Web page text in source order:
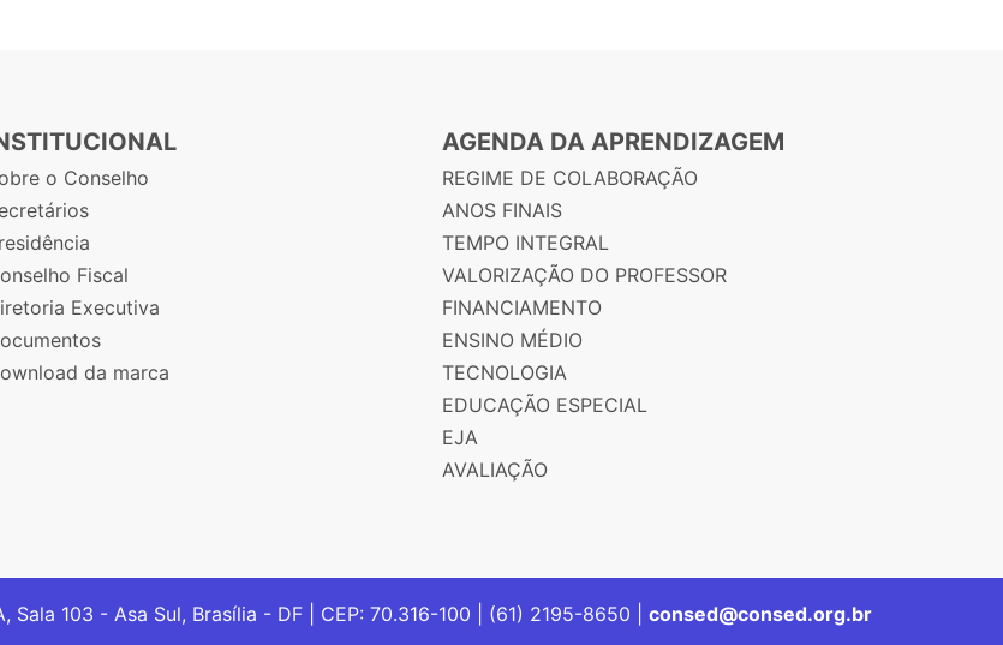
o Conselho
Fiscal
Executiva
da marca
AGENDA DA APRENDIZAGEM
REGIME DE COLABORAÇÃO
ANOS FINAIS
TEMPO INTEGRAL
VALORIZAÇÃO DO PROFESSOR
FINANCIAMENTO
ENSINO MÉDIO
TECNOLOGIA
EDUCAÇÃO ESPECIAL
EJA
AVALIAÇÃO
Sala 103 - Asa Sul, Brasília - DF | CEP: 70.316-100 | (61) 2195-8650 | consed@consed.org.br